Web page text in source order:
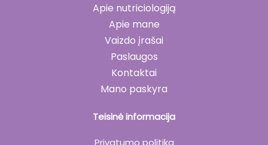
Apie nutriciologiją
Apie mane
Vaizdo įrašai
Paslaugos
Kontaktai
Mano paskyra
Teisinė informacija
Privatumo politika